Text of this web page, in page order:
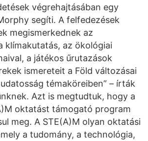
végrehajtásában egy
segíti. A felfedezések
megismerkednek az
klímakutatás, az ökológiai
a játékos űrutazások
ismereteit a Föld változásai
témaköreiben” – írták
Azt is megtudtuk, hogy a
oktatást támogató program
meg. A STE(A)M olyan oktatási
a tudomány, a technológia,